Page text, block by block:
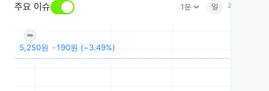
주요 이슈 1분keyboard_arrow_down 일 주